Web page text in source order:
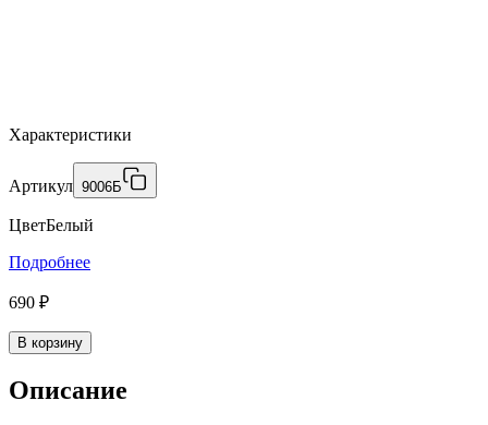
Характеристики
Артикул 9006Б
ЦветБелый
Подробнее
690 ₽
В корзину
Описание